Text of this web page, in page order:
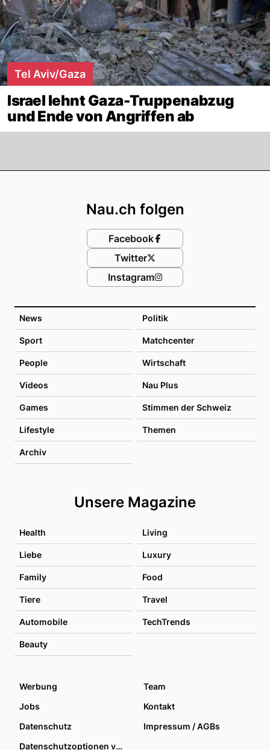
Tel Aviv/Gaza
Israel lehnt Gaza-Truppenabzug
und Ende von Angriffen ab
News Politik
Sport Matchcenter
People Wirtschaft
Videos Nau Plus
Games Stimmen der Schweiz
Lifestyle Themen
Archiv
Unsere Magazine
Health Living
Liebe Luxury
Family Food
Tiere Travel
Automobile TechTrends
Beauty
Nau.ch folgen
Facebook
Twitter
Instagram
Werbung
Team
Jobs
Kontakt
Datenschutz
Impressum / AGBs
Datenschutzoptionen verwalten